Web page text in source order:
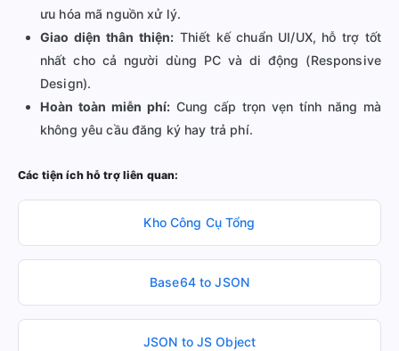
ưu hóa mã nguồn xử lý.
Giao diện thân thiện: Thiết kế chuẩn UI/UX, hỗ trợ tốt
nhất cho cả người dùng PC và di động (Responsive
Design).
Hoàn toàn miễn phí: Cung cấp trọn vẹn tính năng mà
không yêu cầu đăng ký hay trả phí.
Các tiện ích hỗ trợ liên quan:
Kho Công Cụ Tổng
Base64 to JSON
JSON to JS Object